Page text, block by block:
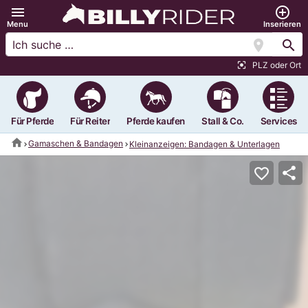
menu
Menu
add_circle_outline
Inserieren
location_on search
center_focus_strong PLZ oder Ort
Für Pferde Für Reiter Pferde kaufen Stall & Co. Services
home Gamaschen & Bandagen Kleinanzeigen: Bandagen & Unterlagen
favorite_border share